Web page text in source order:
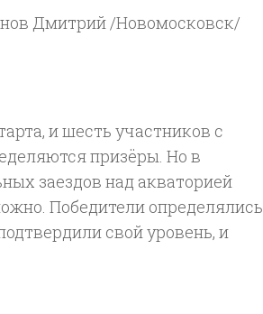
Дмитрий /Новомосковск/
и шесть участников с
призёры. Но в
заездов над акваторией
Победители определялись
свой уровень, и